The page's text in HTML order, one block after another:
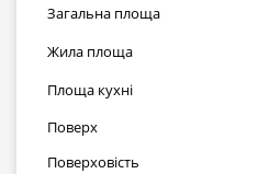
Загальна площа
Жила площа
Площа кухні
Поверх
Поверховість